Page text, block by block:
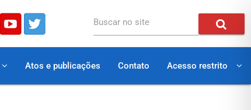
Buscar no site
Atos e publicações Contato Acesso restrito